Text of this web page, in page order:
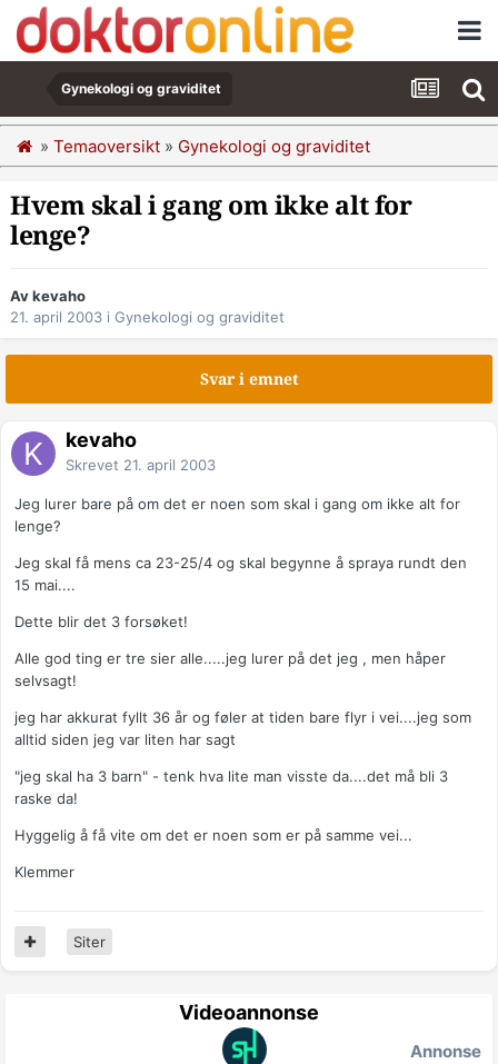
Gynekologi og graviditet
» Temaoversikt » Gynekologi og graviditet
Hvem skal i gang om ikke alt for
lenge?
Av kevaho
21. april 2003 i Gynekologi og graviditet
Svar i emnet
kevaho
Skrevet 21. april 2003
Jeg lurer bare på om det er noen som skal i gang om ikke alt for
lenge?
Jeg skal få mens ca 23-25/4 og skal begynne å spraya rundt den
15 mai....
Dette blir det 3 forsøket!
Alle god ting er tre sier alle.....jeg lurer på det jeg , men håper
selvsagt!
jeg har akkurat fyllt 36 år og føler at tiden bare flyr i vei....jeg som
alltid siden jeg var liten har sagt
"jeg skal ha 3 barn" - tenk hva lite man visste da....det må bli 3
raske da!
Hyggelig å få vite om det er noen som er på samme vei...
Klemmer
Siter
Videoannonse
Annonse